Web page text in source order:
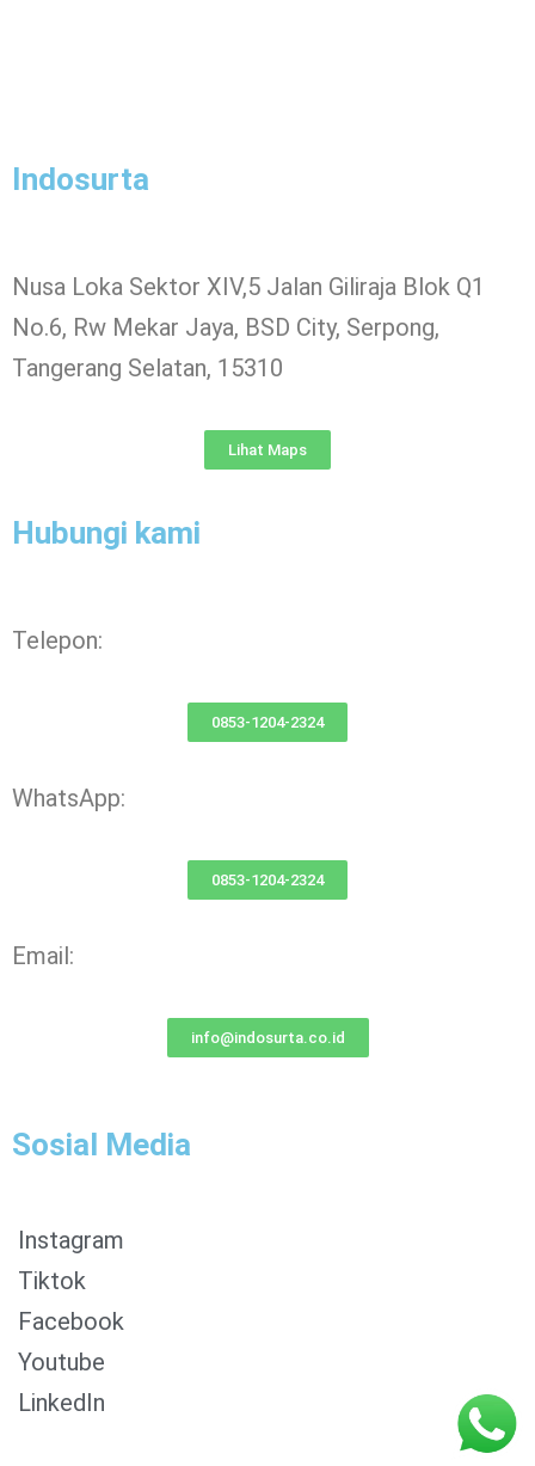
Indosurta
Nusa Loka Sektor XIV,5 Jalan Giliraja Blok Q1
No.6, Rw Mekar Jaya, BSD City, Serpong,
Tangerang Selatan, 15310
Lihat Maps
Hubungi kami
Telepon:
0853-1204-2324
WhatsApp:
0853-1204-2324
Email:
info@indosurta.co.id
Sosial Media
Instagram
Tiktok
Facebook
Youtube
LinkedIn